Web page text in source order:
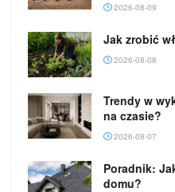
2026-08-09
Jak zrobić
2026-08-08
Trendy w
na czasie?
2026-08-07
Poradnik:
domu?